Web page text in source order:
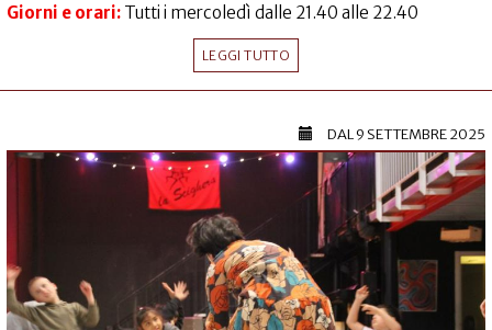
Giorni e orari: Tutti i mercoledì dalle 21.40 alle 22.40
LEGGI TUTTO
DAL9 SETTEMBRE 2025